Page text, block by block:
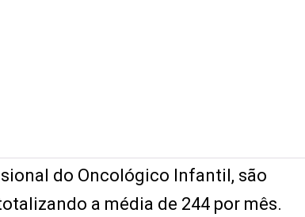
do Oncológico Infantil, são
a média de 244 por mês.